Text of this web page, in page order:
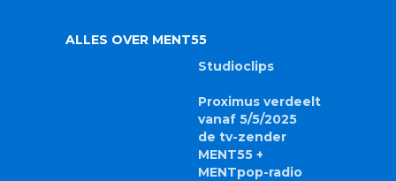
ALLES OVER MENT55
Studioclips
Proximus verdeelt
vanaf 5/5/2025
de tv-zender
MENT55 +
MENTpop-radio